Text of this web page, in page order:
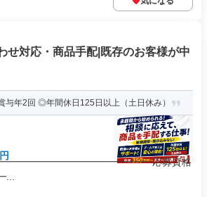
せ対応・商品手配|既存のお客様が中
年2回 ◎年間休日125日以上（土日休み）
応募資格